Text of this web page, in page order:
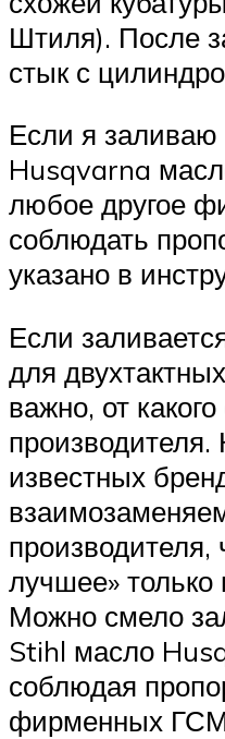
Штиля). После
стык с
Если я заливаю
Husqvarna
любое другое
соблюдать
указано в
Если
для
важно, от
известных
лучшее» только
Можно смело
Stihl масло
соблюдая
фирменных